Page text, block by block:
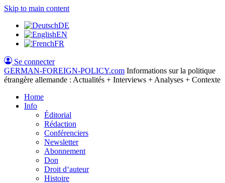
Skip to main content
DE
EN
FR
Se connecter
GERMAN-FOREIGN-POLICY.com Informations sur la politique
étrangère allemande : Actualités + Interviews + Analyses + Contexte
Home
Info
Éditorial
Rédaction
Conférenciers
Newsletter
Abonnement
Don
Droit d‘auteur
Histoire